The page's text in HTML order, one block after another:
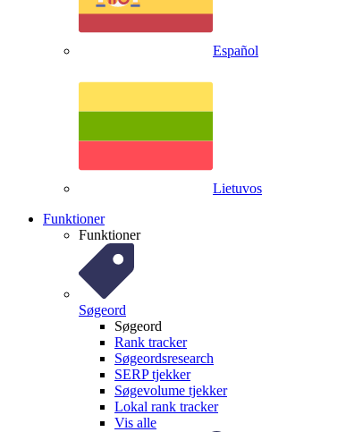
Español
Lietuvos
Funktioner
Funktioner
Søgeord
Søgeord
Rank tracker
Søgeordsresearch
SERP tjekker
Søgevolume tjekker
Lokal rank tracker
Vis alle